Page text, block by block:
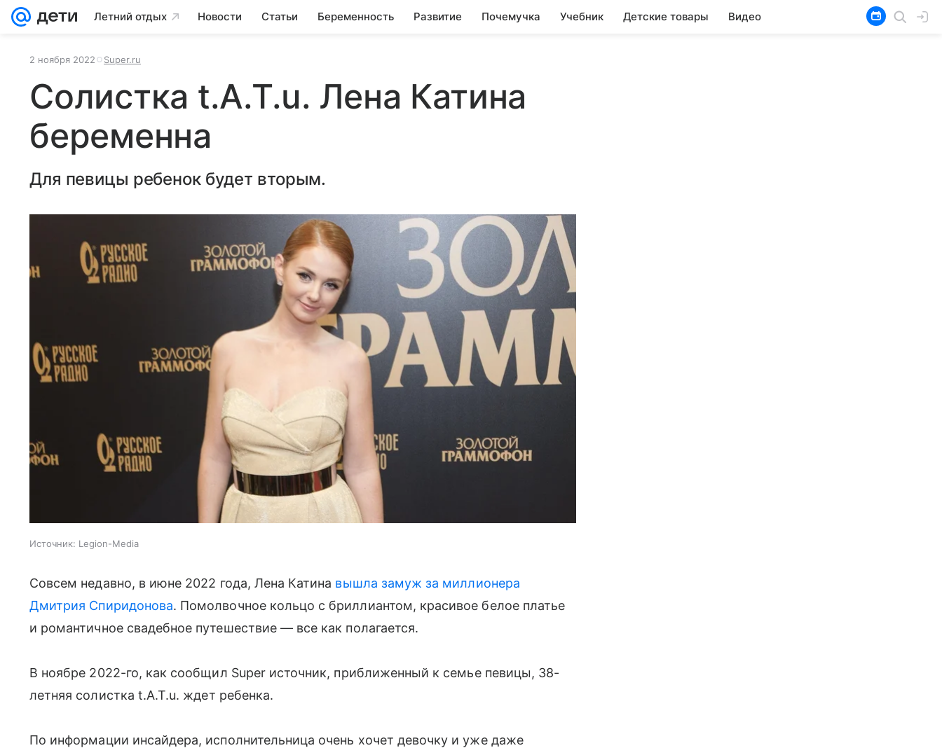
Летний отдых Новости Статьи Беременность Развитие Почемучка Учебник Детские товары Видео
2 ноября 2022 Super.ru
Солистка t.A.T.u. Лена Катина
беременна
Для певицы ребенок будет вторым.
Источник: Legion-Media
Совсем недавно, в июне 2022 года, Лена Катина вышла замуж за миллионера
Дмитрия Спиридонова. Помолвочное кольцо с бриллиантом, красивое белое платье
и романтичное свадебное путешествие — все как полагается.
В ноябре 2022-го, как сообщил Super источник, приближенный к семье певицы, 38-
летняя солистка t.A.T.u. ждет ребенка.
По информации инсайдера, исполнительница очень хочет девочку и уже даже